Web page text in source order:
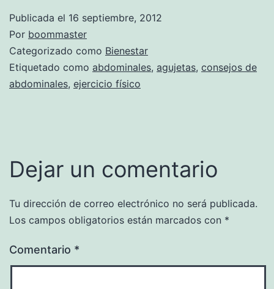
Publicada el 16 septiembre, 2012
Por boommaster
Categorizado como Bienestar
Etiquetado como abdominales, agujetas, consejos de
abdominales, ejercicio físico
Dejar un comentario
Tu dirección de correo electrónico no será publicada.
Los campos obligatorios están marcados con *
Comentario *